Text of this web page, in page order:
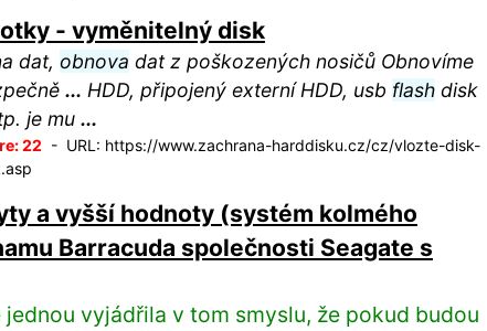
- vyměnitelný disk
dat, obnova dat z poškozených nosičů Obnovíme
... HDD, připojený externí HDD, usb flashdisk
je mu ...
22- URL: https://www.zachrana-harddisku.cz/cz/vlozte-disk-
a vyšší hodnoty (systém kolmého
Barracuda společnosti Seagate s
vyjádřila v tom smyslu, že pokud budou